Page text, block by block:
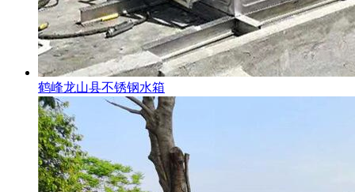
鹤峰龙山县不锈钢水箱